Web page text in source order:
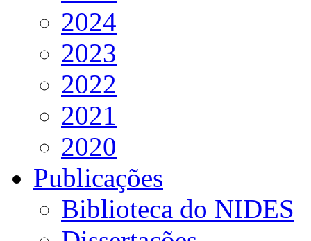
2024
2023
2022
2021
2020
Publicações
Biblioteca do NIDES